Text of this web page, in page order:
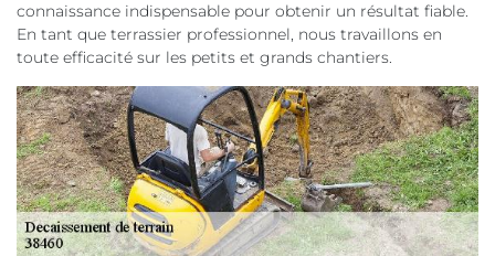
connaissance indispensable pour obtenir un résultat fiable.
En tant que terrassier professionnel, nous travaillons en
toute efficacité sur les petits et grands chantiers.